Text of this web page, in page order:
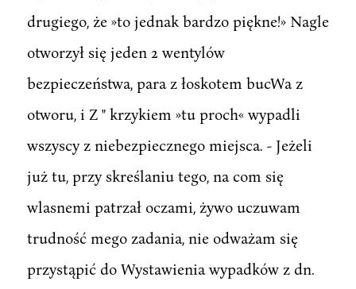
drugiego, że »to jednak bardzo piękne!» Nagle
otworzył się jeden 2 wentylów
bezpieczeństwa, para z łoskotem bucWa z
otworu, i Z " krzykiem »tu proch« wypadli
wszyscy z niebezpiecznego miejsca. - Jeżeli
już tu, przy skreślaniu tego, na com się
wlasnemi patrzał oczami, żywo uczuwam
trudność mego zadania, nie odważam się
przystąpić do Wystawienia wypadków z dn.